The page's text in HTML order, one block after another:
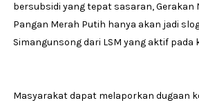
bersubsidi yang tepat sasaran, Gerakan
Pangan Merah Putih hanya akan jadi
Simangunsong dari LSM yang aktif pada
Masyarakat dapat melaporkan dugaan